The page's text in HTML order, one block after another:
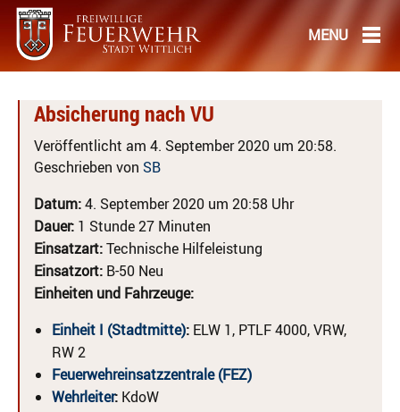
Absicherung nach VU
Veröffentlicht am 4. September 2020 um 20:58.
Geschrieben von SB
Datum:4. September 2020 um 20:58 Uhr
Dauer: 1 Stunde 27 Minuten
Einsatzart:Technische Hilfeleistung
Einsatzort: B-50 Neu
Einheiten und Fahrzeuge:
Einheit I (Stadtmitte): ELW 1, PTLF 4000, VRW,
RW 2
Feuerwehreinsatzzentrale (FEZ)
Wehrleiter: KdoW